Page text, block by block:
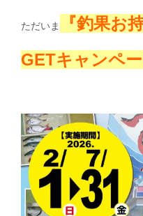
ただいま 『釣果お
GETキャンペー